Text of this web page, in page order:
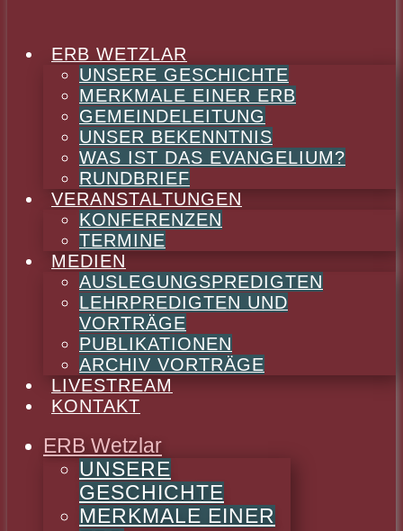
ERB WETZLAR
UNSERE GESCHICHTE
MERKMALE EINER ERB
GEMEINDELEITUNG
UNSER BEKENNTNIS
WAS IST DAS EVANGELIUM?
RUNDBRIEF
VERANSTALTUNGEN
KONFERENZEN
TERMINE
MEDIEN
AUSLEGUNGSPREDIGTEN
LEHRPREDIGTEN UND
VORTRÄGE
PUBLIKATIONEN
ARCHIV VORTRÄGE
LIVESTREAM
KONTAKT
ERB Wetzlar
UNSERE
GESCHICHTE
MERKMALE EINER